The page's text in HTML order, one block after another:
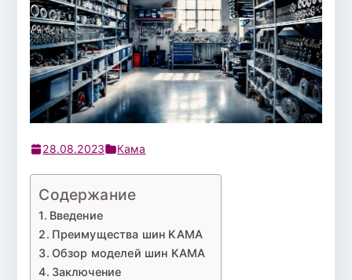
28.08.2023 Кама
Содержание
Введение
Преимущества шин KAMA
Обзор моделей шин KAMA
Заключение